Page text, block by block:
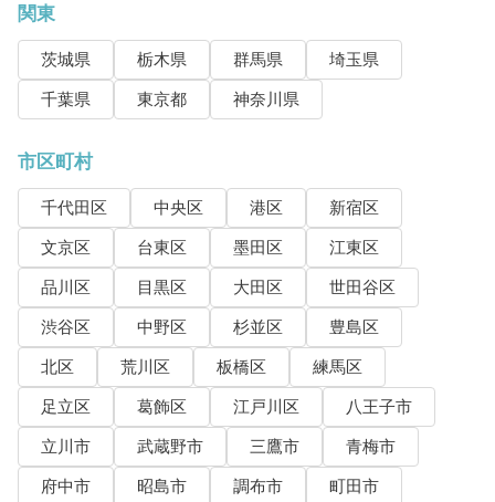
関東
茨城県 栃木県 群馬県
埼玉県
千葉県
東京都 神奈川県
市区町村
千代田区 中央区 港区
新宿区
文京区
台東区 墨田区
江東区
品川区
目黒区 大田区
世田谷区
渋谷区
中野区 杉並区
豊島区
北区
荒川区 板橋区
練馬区
足立区
葛飾区 江戸川区
八王子市
立川市
武蔵野市 三鷹市
青梅市
府中市
昭島市 調布市
町田市